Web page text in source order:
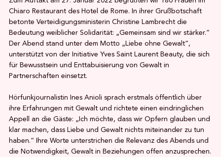
Chiaro Restaurant des Hotel de Rome. In ihrer Grußbotschaft
betonte Verteidigungsministerin Christine Lambrecht die
Bedeutung weiblicher Solidarität: „Gemeinsam sind wir stärker.“
Der Abend stand unter dem Motto „Liebe ohne Gewalt“,
unterstützt von der Initiative Yves Saint Laurent Beauty, die sich
für Bewusstsein und Enttabuisierung von Gewalt in
Partnerschaften einsetzt.
Hörfunkjournalistin Ines Anioli sprach erstmals öffentlich über
ihre Erfahrungen mit Gewalt und richtete einen eindringlichen
Appell an die Gäste: „Ich möchte, dass wir Opfern glauben und
klar machen, dass Liebe und Gewalt nichts miteinander zu tun
haben.“ Ihre Worte unterstrichen die Relevanz des Abends und
die Notwendigkeit, Gewalt in Beziehungen offen anzusprechen.